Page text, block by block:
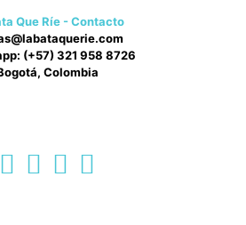
Que Ríe - Contacto
(+57) 321 958 8726
Colombia